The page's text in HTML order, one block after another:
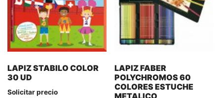
LAPIZ STABILO COLOR
30 UD
Solicitar precio
LAPIZ FABER
POLYCHROMOS 60
COLORES ESTUCHE
METALICO